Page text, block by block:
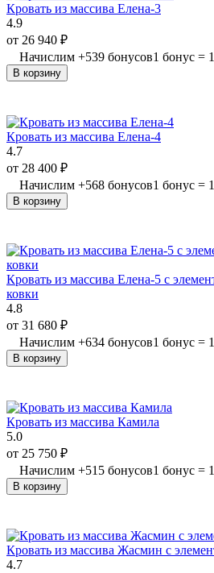
Кровать из массива Елена-3
4.9
от 26 940 ₽
Начислим +539 бонусов1 бонус =
В корзину
Кровать из массива Елена-4
4.7
от 28 400 ₽
Начислим +568 бонусов1 бонус =
В корзину
Кровать из массива Елена-5 с
ковки
4.8
от 31 680 ₽
Начислим +634 бонусов1 бонус =
В корзину
Кровать из массива Камила
5.0
от 25 750 ₽
Начислим +515 бонусов1 бонус =
В корзину
Кровать из массива Жасмин с
4.7